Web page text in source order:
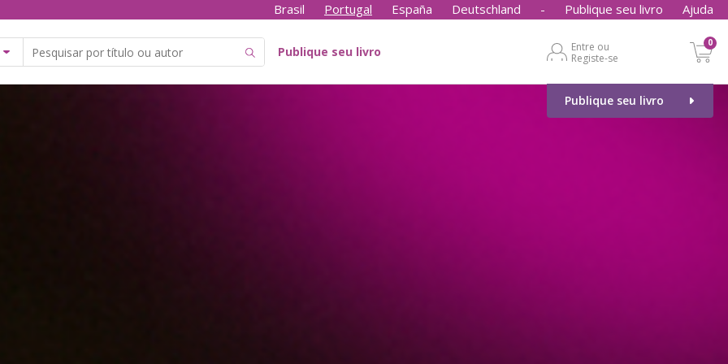
Brasil Portugal España Deutschland - Publique seu livro Ajuda
Publique seu livro
Entre ou
Registe-se
0
Publique seu livro